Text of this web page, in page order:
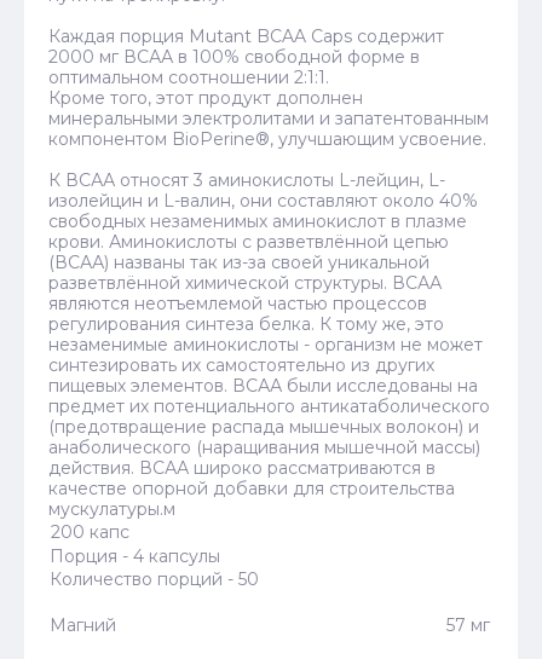
Каждая порция Mutant BCAA Caps содержит
2000 мг ВСАА в 100% свободной форме в
оптимальном соотношении 2:1:1.
Кроме того, этот продукт дополнен
минеральными электролитами и запатентованным
компонентом BioPerine®, улучшающим усвоение.
К ВСАА относят 3 аминокислоты L-лейцин, L-
изолейцин и L-валин, они составляют около 40%
свободных незаменимых аминокислот в плазме
крови. Аминокислоты с разветвлённой цепью
(ВСАА) названы так из-за своей уникальной
разветвлённой химической структуры. ВСАА
являются неотъемлемой частью процессов
регулирования синтеза белка. К тому же, это
незаменимые аминокислоты - организм не может
синтезировать их самостоятельно из других
пищевых элементов. ВСАА были исследованы на
предмет их потенциального антикатаболического
(предотвращение распада мышечных волокон) и
анаболического (наращивания мышечной массы)
действия. ВСАА широко рассматриваются в
качестве опорной добавки для строительства
мускулатуры.м
200 капс
Порция - 4 капсулы
Количество порций - 50
Магний 57 мг